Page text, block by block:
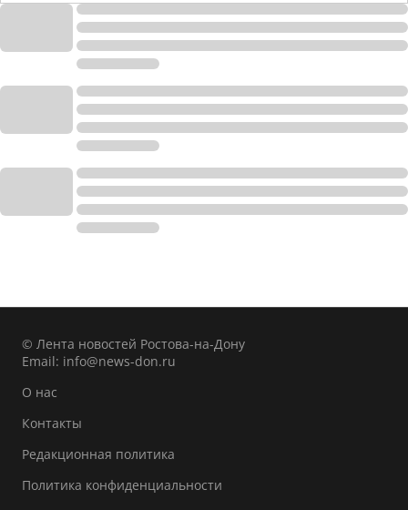
© Лента новостей Ростова-на-Дону
Email: info@news-don.ru
О нас
Контакты
Редакционная политика
Политика конфиденциальности